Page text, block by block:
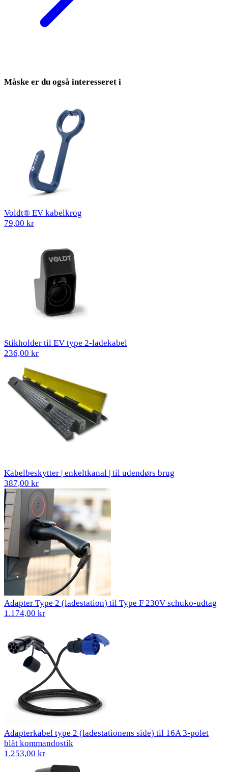
Måske er du også interesseret i
Voldt® EV kabelkrog
79,00 kr
Stikholder til EV type 2-ladekabel
236,00 kr
Kabelbeskytter | enkeltkanal | til udendørs brug
387,00 kr
Adapter Type 2 (ladestation) til Type F 230V schuko-udtag
1.174,00 kr
Adapterkabel type 2 (ladestationens side) til 16A 3-polet
blåt kommandostik
1.253,00 kr